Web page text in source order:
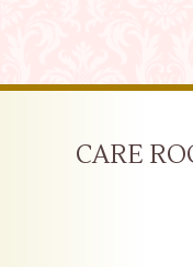
CARE